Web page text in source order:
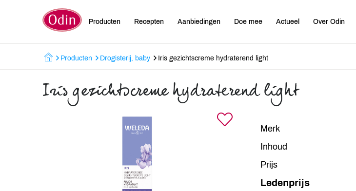
Producten Recepten Aanbiedingen Doe mee Actueel Over Odin
Producten Drogisterij, baby Iris gezichtscreme hydraterend light
Iris gezichtscreme hydraterend light
Merk
Inhoud
Prijs
Ledenprijs